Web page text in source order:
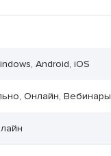
Android, iOS
Онлайн, Вебинары